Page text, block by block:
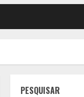
PESQUISAR